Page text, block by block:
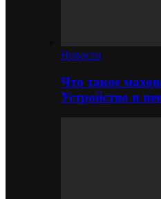
Новости
Что такое
Устройство и